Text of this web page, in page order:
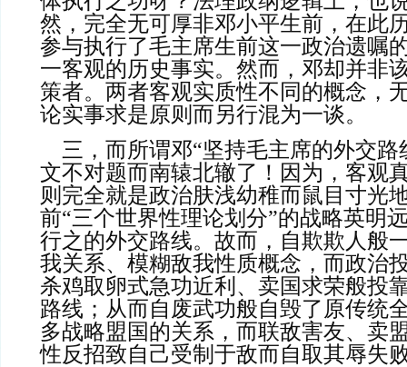
然，完全无可厚非邓小平生前，在此
参与执行了毛主席生前这一政治遗嘱
一客观的历史事实。然而，邓却并非
策者。两者客观实质性不同的概念，
论实事求是原则而另行混为一谈。
文不对题而南辕北辙了！因为，客观
则完全就是政治肤浅幼稚而鼠目寸光
前“三个世界性理论划分”的战略英明
行之的外交路线。故而，自欺欺人般
我关系、模糊敌我性质概念，而政治
杀鸡取卵式急功近利、卖国求荣般投
路线；从而自废武功般自毁了原传统
多战略盟国的关系，而联敌害友、卖
性反招致自己受制于敌而自取其辱失